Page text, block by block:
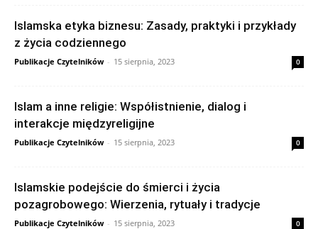
Islamska etyka biznesu: Zasady, praktyki i przykłady
z życia codziennego
Publikacje Czytelników - 15 sierpnia, 2023 0
Islam a inne religie: Współistnienie, dialog i
interakcje międzyreligijne
Publikacje Czytelników - 15 sierpnia, 2023 0
Islamskie podejście do śmierci i życia
pozagrobowego: Wierzenia, rytuały i tradycje
Publikacje Czytelników - 15 sierpnia, 2023 0